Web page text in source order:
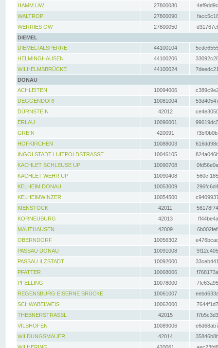
HAMM UW
27800080
WALTROP
27800090
WERRIES OW
27800050
DIEMEL
DIEMELTALSPERRE
44100104
HELMINGHAUSEN
44100206
WILHELMSBRÜCKE
44100024
DONAU
ACHLEITEN
10094006
DEGGENDORF
10081004
DÜRNSTEIN
42012
ERLAU
10096001
GREIN
420091
HOFKIRCHEN
10088003
INGOLSTADT LUITPOLDSTRASSE
10046105
KACHLET SCHLEUSE UP
10090708
KACHLET WEHR UP
10090408
KELHEIM DONAU
10053009
KELHEIMWINZER
10054500
KIENSTOCK
42011
KORNEUBURG
42013
MAUTHAUSEN
42009
OBERNDORF
10056302
PASSAU DONAU
10091008
PASSAU ILZSTADT
10092000
PFATTER
10068006
PFELLING
10078000
REGENSBURG EISERNE BRÜCKE
10061007
SCHWABELWEIS
10062000
THEBNERSTRASSL
42015
VILSHOFEN
10089006
WILDUNGSMAUER
42014